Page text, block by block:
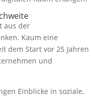
aus der
Kaum eine
dem Start vor 25 Jahren
und
Einblicke in soziale,